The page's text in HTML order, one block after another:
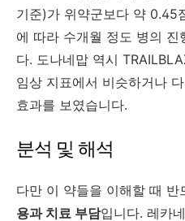
기준)가 위약군보다 약 0.45
에 따라 수개월 정도 병의 진
다. 도나네맙 역시
임상 지표에서 비슷하거나
효과를 보였습니다.
분석 및 해석
다만 이 약들을 이해할 때 반
용과 치료 부담입니다. 레카